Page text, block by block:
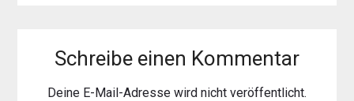
Schreibe einen Kommentar
Deine E-Mail-Adresse wird nicht veröffentlicht.